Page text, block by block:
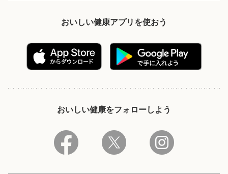
おいしい健康アプリを使おう
おいしい健康をフォローしよう